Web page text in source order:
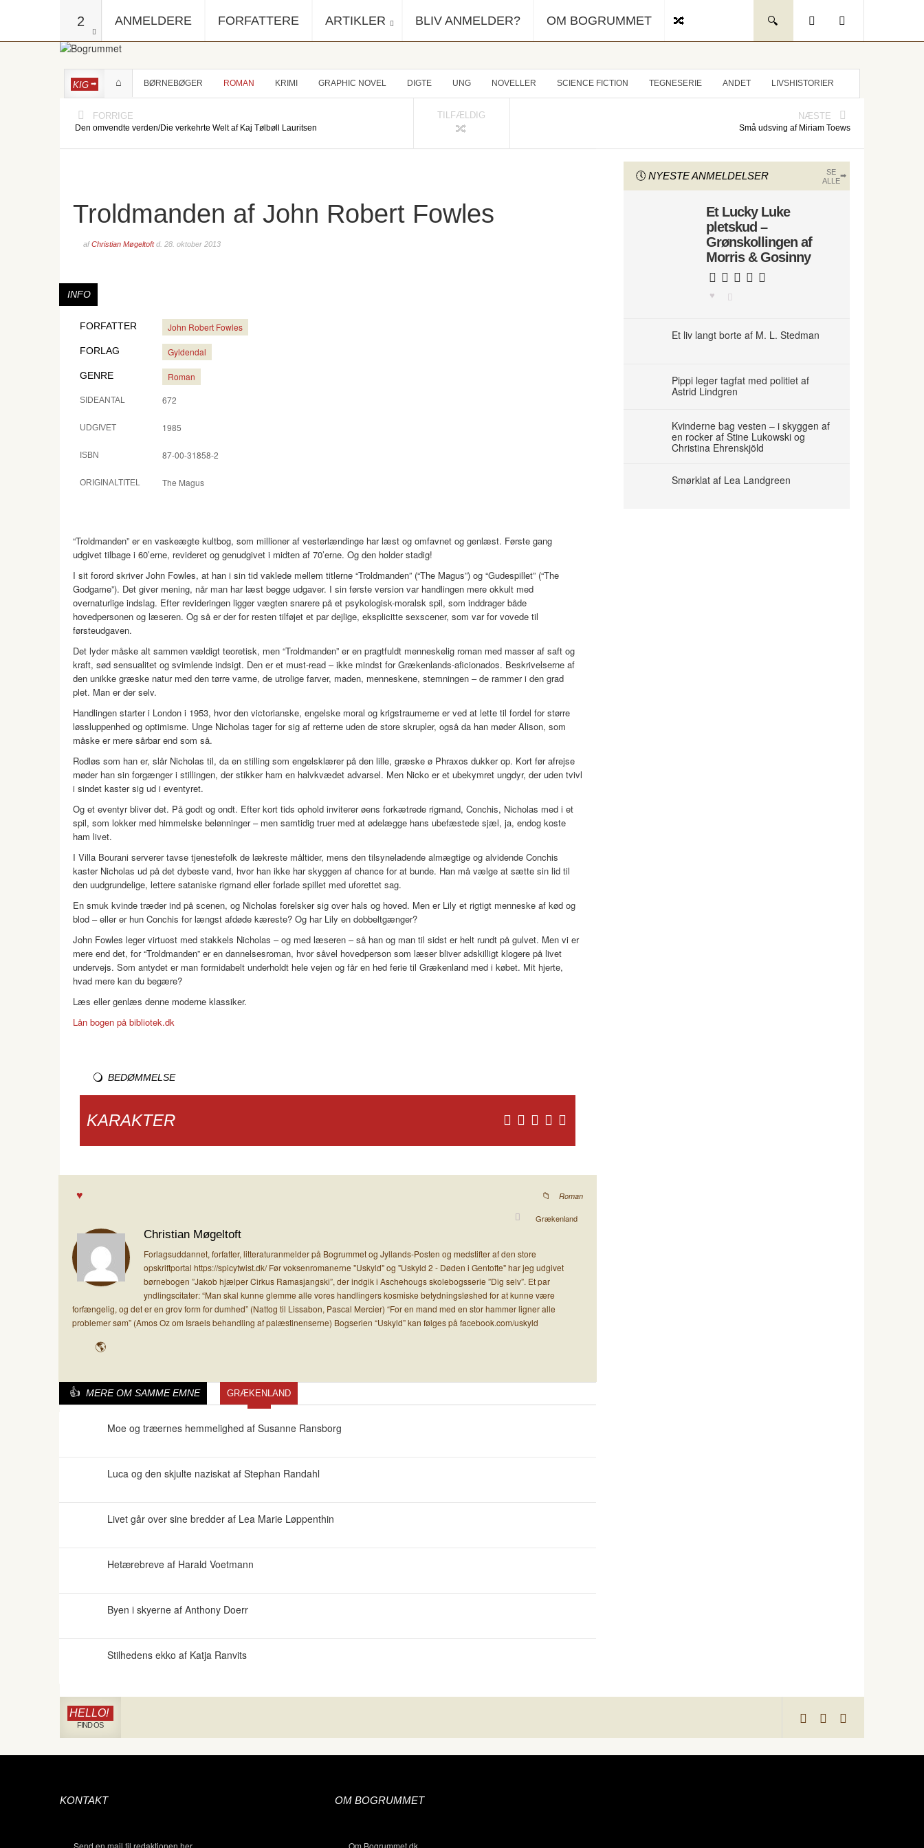
2 ANMELDERE FORFATTERE ARTIKLER BLIV ANMELDER? OM BOGRUMMET
KIG BØRNEBØGER ROMAN KRIMI GRAPHIC NOVEL DIGTE UNG NOVELLER SCIENCE FICTION TEGNESERIE ANDET LIVSHISTORIER
FORRIGE
Den omvendte verden/Die verkehrte Welt af Kaj Tølbøll Lauritsen
TILFÆLDIG NÆSTE
Små udsving af Miriam Toews
Troldmanden af John Robert Fowles
afChristian Møgeltoftd. 28. oktober 2013
INFO
FORFATTER John Robert Fowles
FORLAG Gyldendal
GENRE Roman
SIDEANTAL 672
UDGIVET 1985
ISBN 87-00-31858-2
ORIGINALTITEL The Magus
“Troldmanden” er en vaskeægte kultbog, som millioner af vesterlændinge har læst og omfavnet og genlæst. Første gang
udgivet tilbage i 60’erne, revideret og genudgivet i midten af 70’erne. Og den holder stadig!
I sit forord skriver John Fowles, at han i sin tid vaklede mellem titlerne “Troldmanden” (“The Magus”) og “Gudespillet” (“The
Godgame”). Det giver mening, når man har læst begge udgaver. I sin første version var handlingen mere okkult med
overnaturlige indslag. Efter revideringen ligger vægten snarere på et psykologisk-moralsk spil, som inddrager både
hovedpersonen og læseren. Og så er der for resten tilføjet et par dejlige, eksplicitte sexscener, som var for vovede til
førsteudgaven.
Det lyder måske alt sammen vældigt teoretisk, men “Troldmanden” er en pragtfuldt menneskelig roman med masser af saft og
kraft, sød sensualitet og svimlende indsigt. Den er et must-read – ikke mindst for Grækenlands-aficionados. Beskrivelserne af
den unikke græske natur med den tørre varme, de utrolige farver, maden, menneskene, stemningen – de rammer i den grad
plet. Man er der selv.
Handlingen starter i London i 1953, hvor den victorianske, engelske moral og krigstraumerne er ved at lette til fordel for større
løssluppenhed og optimisme. Unge Nicholas tager for sig af retterne uden de store skrupler, også da han møder Alison, som
måske er mere sårbar end som så.
Rodløs som han er, slår Nicholas til, da en stilling som engelsklærer på den lille, græske ø Phraxos dukker op. Kort før afrejse
møder han sin forgænger i stillingen, der stikker ham en halvkvædet advarsel. Men Nicko er et ubekymret ungdyr, der uden tvivl
i sindet kaster sig ud i eventyret.
Og et eventyr bliver det. På godt og ondt. Efter kort tids ophold inviterer øens forkætrede rigmand, Conchis, Nicholas med i et
spil, som lokker med himmelske belønninger – men samtidig truer med at ødelægge hans ubefæstede sjæl, ja, endog koste
ham livet.
I Villa Bourani serverer tavse tjenestefolk de lækreste måltider, mens den tilsyneladende almægtige og alvidende Conchis
kaster Nicholas ud på det dybeste vand, hvor han ikke har skyggen af chance for at bunde. Han må vælge at sætte sin lid til
den uudgrundelige, lettere sataniske rigmand eller forlade spillet med uforettet sag.
En smuk kvinde træder ind på scenen, og Nicholas forelsker sig over hals og hoved. Men er Lily et rigtigt menneske af kød og
blod – eller er hun Conchis for længst afdøde kæreste? Og har Lily en dobbeltgænger?
John Fowles leger virtuost med stakkels Nicholas – og med læseren – så han og man til sidst er helt rundt på gulvet. Men vi er
mere end det, for “Troldmanden” er en dannelsesroman, hvor såvel hovedperson som læser bliver adskilligt klogere på livet
undervejs. Som antydet er man formidabelt underholdt hele vejen og får en hed ferie til Grækenland med i købet. Mit hjerte,
hvad mere kan du begære?
Læs eller genlæs denne moderne klassiker.
Lån bogen på bibliotek.dk
BEDØMMELSE
KARAKTER
Roman
Grækenland
Christian Møgeltoft
Forlagsuddannet, forfatter, litteraturanmelder på Bogrummet og Jyllands-Posten og medstifter af den store
opskriftportal https://spicytwist.dk/ Før voksenromanerne "Uskyld" og "Uskyld 2 - Døden i Gentofte" har jeg udgivet
børnebogen ”Jakob hjælper Cirkus Ramasjangski”, der indgik i Aschehougs skolebogsserie ”Dig selv”. Et par
yndlingscitater: “Man skal kunne glemme alle vores handlingers kosmiske betydningsløshed for at kunne være
forfængelig, og det er en grov form for dumhed” (Nattog til Lissabon, Pascal Mercier) “For en mand med en stor hammer ligner alle
problemer søm” (Amos Oz om Israels behandling af palæstinenserne) Bogserien “Uskyld” kan følges på facebook.com/uskyld
MERE OM SAMME EMNE GRÆKENLAND
Moe og træernes hemmelighed af Susanne Ransborg
Luca og den skjulte naziskat af Stephan Randahl
Livet går over sine bredder af Lea Marie Løppenthin
Hetærebreve af Harald Voetmann
Byen i skyerne af Anthony Doerr
Stilhedens ekko af Katja Ranvits
NYESTE ANMELDELSER
SE
ALLE
Et Lucky Luke
pletskud –
Grønskollingen af
Morris & Gosinny
Et liv langt borte af M. L. Stedman
Pippi leger tagfat med politiet af
Astrid Lindgren
Kvinderne bag vesten – i skyggen af
en rocker af Stine Lukowski og
Christina Ehrenskjöld
Smørklat af Lea Landgreen
HELLO!
FIND OS
KONTAKT
Send en mail til redaktionen her
OM BOGRUMMET
Om Bogrummet.dk